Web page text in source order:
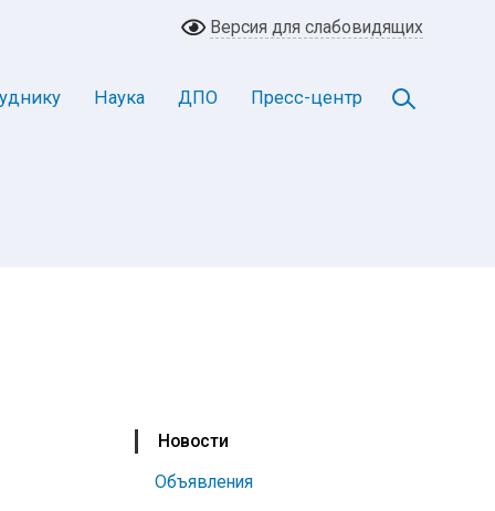
Версия для слабовидящих
Наука ДПО Пресс-центр
Новости
Объявления